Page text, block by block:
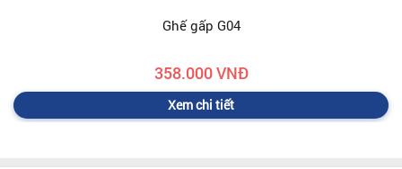
Ghế gấp G04
358.000 VNĐ
Xem chi tiết